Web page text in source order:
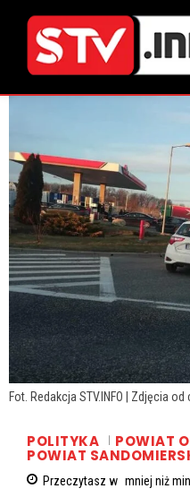
Fot. Redakcja STV.INFO | Zdjęcia
POLITYKA POWIAT
POWIAT
Przeczytasz w mniej niżmin.